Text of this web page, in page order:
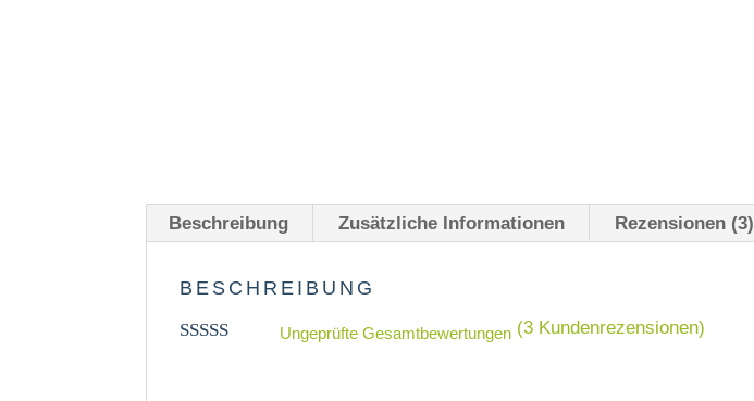
Beschreibung Zusätzliche Informationen Rezensionen (3)
BESCHREIBUNG
Ungeprüfte Gesamtbewertungen (3 Kundenrezensionen)